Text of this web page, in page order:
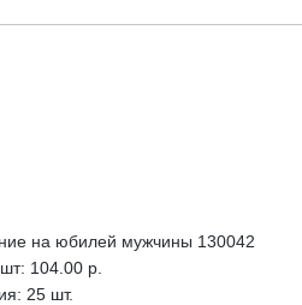
на юбилей мужчины 130042
104.00 р.
25 шт.